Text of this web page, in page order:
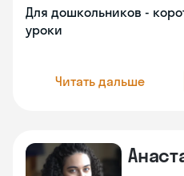
Для дошкольников -
уроки
Читать дальше